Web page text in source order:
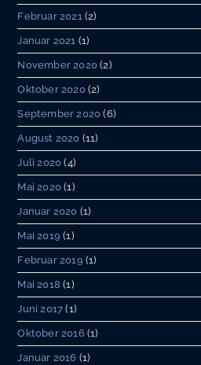
Februar 2021(2)
Januar 2021 (1)
November 2020 (2)
Oktober 2020(2)
September 2020 (6)
August 2020 (11)
Juli 2020 (4)
Mai 2020 (1)
Januar 2020 (1)
Mai 2019 (1)
Februar 2019 (1)
Mai 2018 (1)
Juni 2017 (1)
Oktober 2016(1)
Januar 2016 (1)